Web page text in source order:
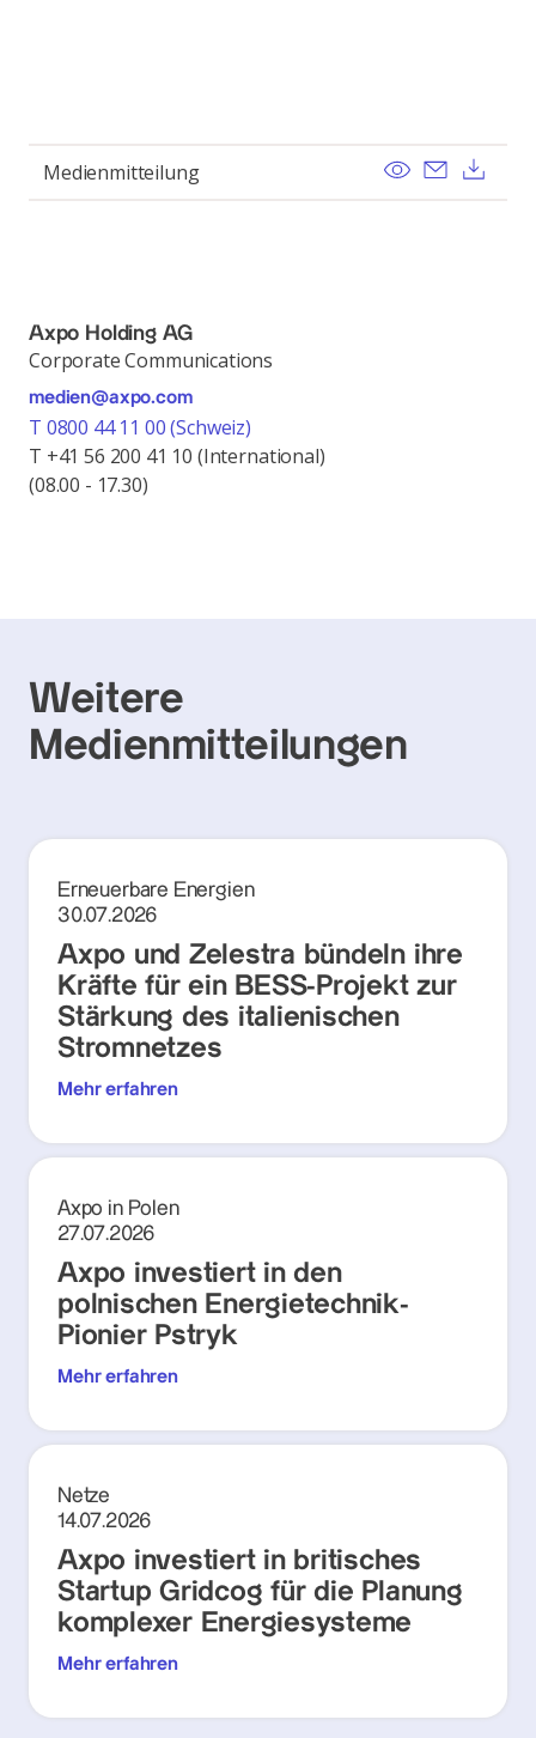
Medienmitteilung View Send
Axpo Holding AG
Corporate Communications
medien@axpo.com
T 0800 44 11 00 (Schweiz)
T +41 56 200 41 10 (International)
(08.00 - 17.30)
Weitere
Medienmitteilungen
Erneuerbare Energien
30.07.2026
Axpo und Zelestra bündeln ihre
Kräfte für ein BESS-Projekt zur
Stärkung des italienischen
Stromnetzes
Mehr erfahren
Axpo in Polen
27.07.2026
Axpo investiert in den
polnischen Energietechnik-
Pionier Pstryk
Mehr erfahren
Netze
14.07.2026
Axpo investiert in britisches
Startup Gridcog für die Planung
komplexer Energiesysteme
Mehr erfahren